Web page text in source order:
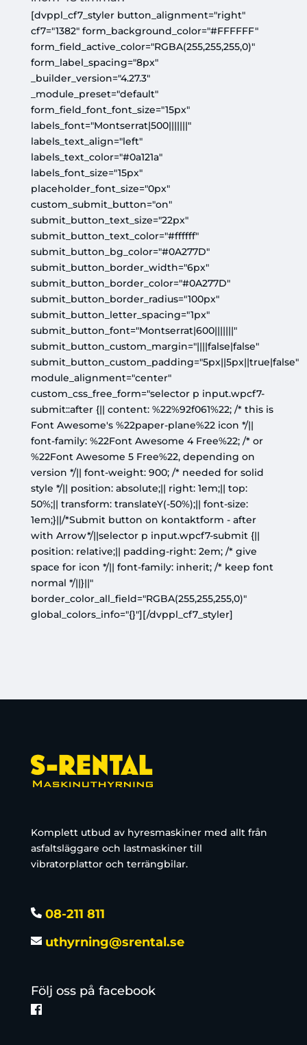
[dvppl_cf7_styler button_alignment="right"
cf7="1382" form_background_color="#FFFFFF"
form_field_active_color="RGBA(255,255,255,0)"
form_label_spacing="8px"
_builder_version="4.27.3"
_module_preset="default"
form_field_font_font_size="15px"
labels_font="Montserrat|500|||||||"
labels_text_align="left"
labels_text_color="#0a121a"
labels_font_size="15px"
placeholder_font_size="0px"
custom_submit_button="on"
submit_button_text_size="22px"
submit_button_text_color="#ffffff"
submit_button_bg_color="#0A277D"
submit_button_border_width="6px"
submit_button_border_color="#0A277D"
submit_button_border_radius="100px"
submit_button_letter_spacing="1px"
submit_button_font="Montserrat|600|||||||"
submit_button_custom_margin="||||false|false"
submit_button_custom_padding="5px||5px||true|false"
module_alignment="center"
custom_css_free_form="selector p input.wpcf7-
submit::after {|| content: %22%92f061%22; /* this is
Font Awesome's %22paper-plane%22 icon */||
font-family: %22Font Awesome 4 Free%22; /* or
%22Font Awesome 5 Free%22, depending on
version */|| font-weight: 900; /* needed for solid
style */|| position: absolute;|| right: 1em;|| top:
50%;|| transform: translateY(-50%);|| font-size:
1em;}||/*Submit button on kontaktform - after
with Arrow*/||selector p input.wpcf7-submit {||
position: relative;|| padding-right: 2em; /* give
space for icon */|| font-family: inherit; /* keep font
normal */||}||"
border_color_all_field="RGBA(255,255,255,0)"
global_colors_info="{}"][/dvppl_cf7_styler]
Komplett utbud av hyresmaskiner med allt från
asfaltsläggare och lastmaskiner till
vibratorplattor och terrängbilar.
08-211 811
uthyrning@srental.se
Följ oss på facebook